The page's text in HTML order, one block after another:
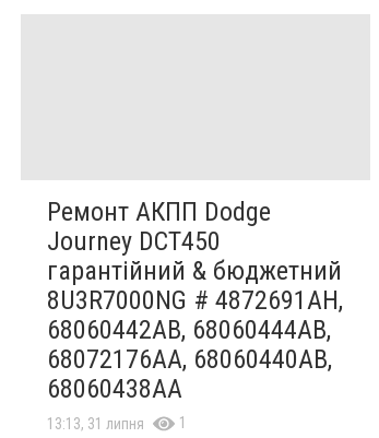
Ремонт АКПП Dodge
Journey DCT450
гарантійний & бюджетний
8U3R7000NG # 4872691AH,
68060442AB, 68060444AB,
68072176AA, 68060440AB,
68060438AA
13:13, 31 липня 1